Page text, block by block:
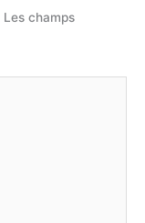
Les champs